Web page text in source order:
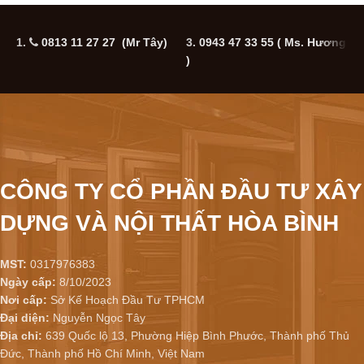
1. 0813 11 27 27 (Mr Tây) 3. 0943 47 33 55 ( Ms. Hương
)
CÔNG TY CỔ PHẦN ĐẦU TƯ XÂY
DỰNG VÀ NỘI THẤT HÒA BÌNH
MST: 0317976383
Ngày cấp: 8/10/2023
Nơi cấp: Sở Kế Hoạch Đầu Tư TPHCM
Đại diện: Nguyễn Ngọc Tây
Địa chỉ: 639 Quốc lộ 13, Phường Hiệp Bình Phước, Thành phố Thủ
Đức, Thành phố Hồ Chí Minh, Việt Nam